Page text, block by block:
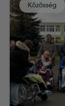
Közösség